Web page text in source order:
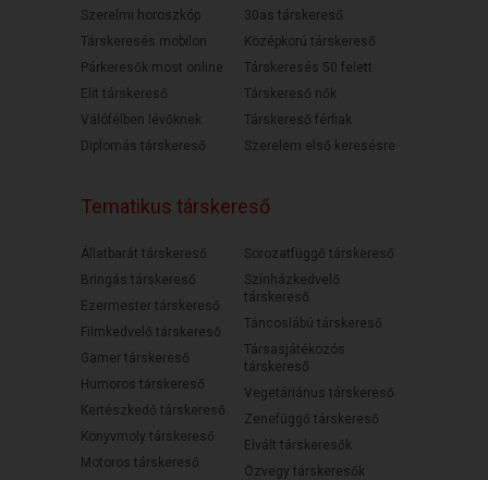
Szerelmi horoszkóp
Társkeresés mobilon
Párkeresők most online
Elit társkereső
Válófélben lévőknek
Diplomás társkereső
30as társkereső
Középkorú társkereső
Társkeresés 50 felett
Társkereső nők
Társkereső férfiak
Szerelem első keresésre
Tematikus társkereső
Állatbarát társkereső
Bringás társkereső
Ezermester társkereső
Filmkedvelő társkereső
Gamer társkereső
Humoros társkereső
Kertészkedő társkereső
Könyvmoly társkereső
Motoros társkereső
Sorozatfüggő társkereső
Színházkedvelő
társkereső
Táncoslábú társkereső
Társasjátékozós
társkereső
Vegetáriánus társkereső
Zenefüggő társkereső
Elvált társkeresők
Özvegy társkeresők